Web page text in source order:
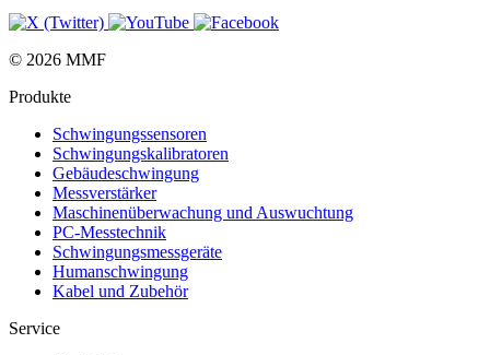
© 2026 MMF
Produkte
Schwingungs­sensoren
Schwingungs­kalibratoren
Gebäude­schwingung
Messverstärker
Maschinen­überwachung und Auswuchtung
PC-Messtechnik
Schwingungs­messgeräte
Human­schwingung
Kabel und Zubehör
Service